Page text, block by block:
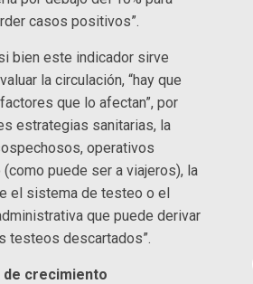
casos positivos”.
bien este indicador sirve
la circulación, “hay que
que lo afectan”, por
estrategias sanitarias, la
operativos
puede ser a viajeros), la
el sistema de testeo o el
que puede derivar
testeos descartados”.
de crecimiento